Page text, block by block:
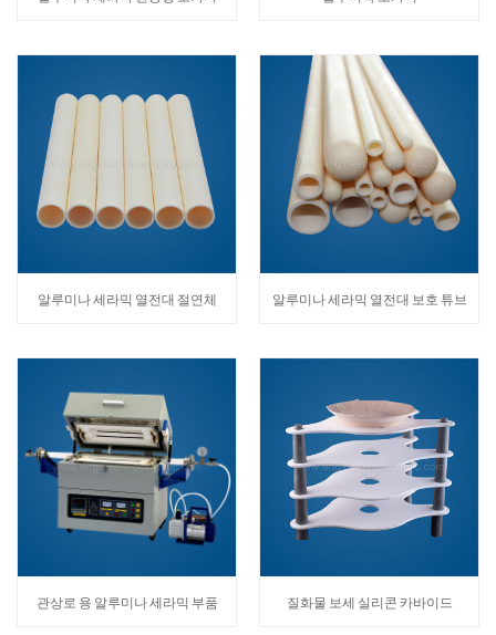
알루미나 세라믹 열전대 절연체 알루미나 세라믹 열전대 보호 튜브
관상로 용 알루미나 세라믹 부품 질화물 보세 실리콘 카바이드